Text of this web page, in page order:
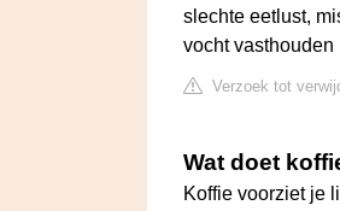
slechte eetlust,
vocht vasthouden
Verzoek tot
Wat doet
Koffie voorziet je